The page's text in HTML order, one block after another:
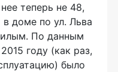
теперь не 48,
доме по ул. Льва
По данным
году (как раз,
было